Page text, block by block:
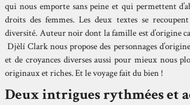
qui nous emporte sans peine et qui permettent
droits des femmes. Les deux textes se
diversité. Auteur noir dont la famille est d’origine
Djèlí Clark nous propose des personnages
et de croyances diverses aussi pour mieux nous
originaux et riches. Et le voyage fait du bien !
Deux intrigues rythmées et